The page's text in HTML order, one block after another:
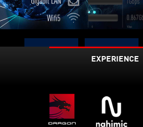
75%
Latenc
y
EXPERIENCE